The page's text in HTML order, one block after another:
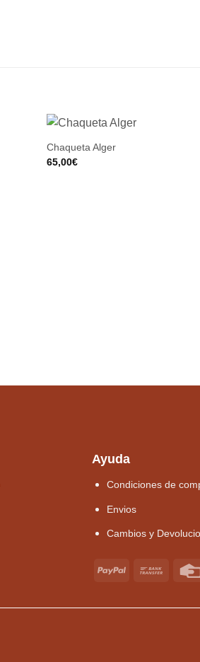
Chaqueta Alger
65,00€
Ayuda
Condiciones de
Envios
Cambios y